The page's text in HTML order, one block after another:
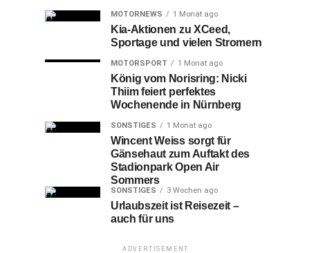
MOTORNEWS 1 Monat ago
Kia-Aktionen zu XCeed,
Sportage und vielen Stromern
MOTORSPORT 1 Monat ago
König vom Norisring: Nicki
Thiim feiert perfektes
Wochenende in Nürnberg
SONSTIGES 1 Monat ago
Wincent Weiss sorgt für
Gänsehaut zum Auftakt des
Stadionpark Open Air
Sommers
SONSTIGES 3 Wochen ago
Urlaubszeit ist Reisezeit –
auch für uns
ADVERTISEMENT